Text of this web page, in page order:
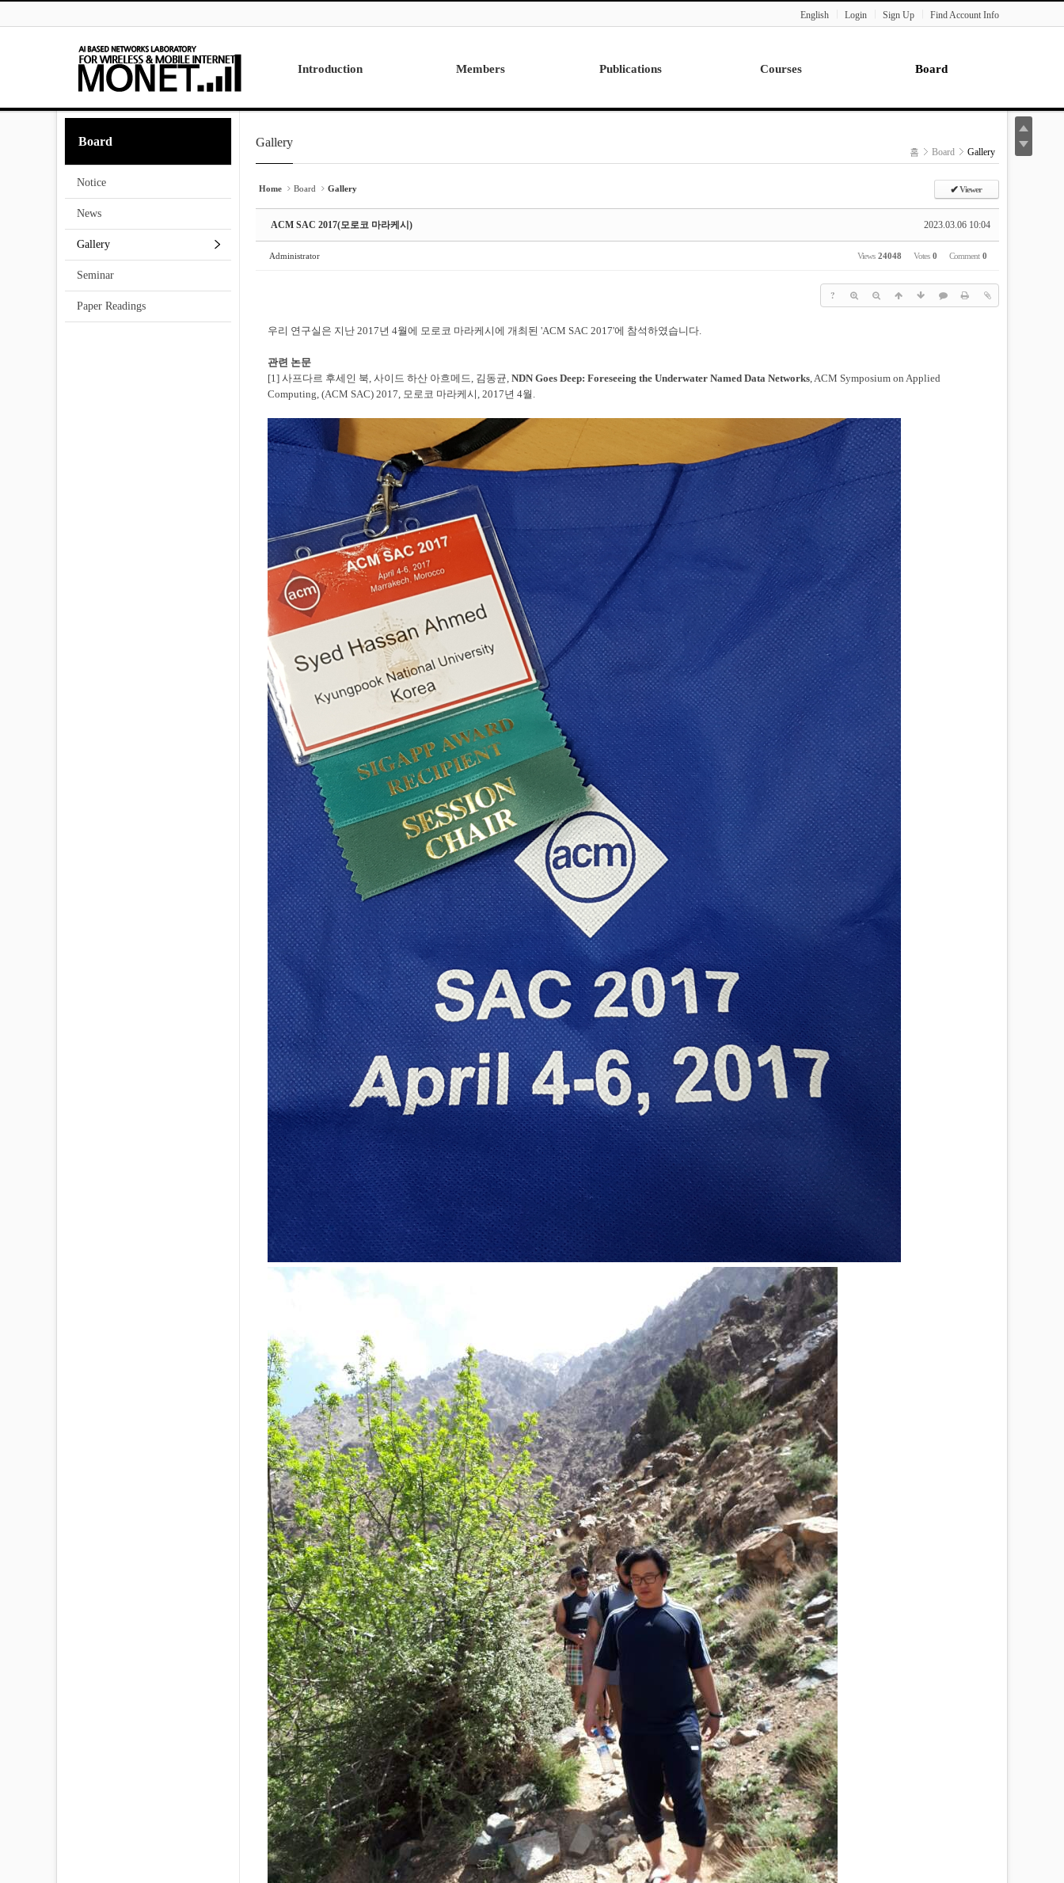
English
Login Sign Up Find Account Info
Introduction
Research
Contact Us
Members
Alumni
Publications Courses Board
Paper Readings
Board
Notice
News
Gallery
Seminar
Paper Readings
Gallery
홈 Board Gallery
Home Board Gallery ✔ Viewer
2023.03.06 10:04
ACM SAC 2017(모로코 마라케시)
Administrator Views 24048 Votes 0 Comment 0
?
우리 연구실은 지난 2017년 4월에 모로코 마라케시에 개최된 'ACM SAC 2017'에 참석하였습니다.
관련 논문
[1] 사프다르 후세인 북, 사이드 하산 아흐메드, 김동균, NDN Goes Deep: Foreseeing the Underwater Named Data Networks, ACM Symposium on Applied
Computing, (ACM SAC) 2017, 모로코 마라케시, 2017년 4월.
Sketchbook5, 스케치북5
Sketchbook5, 스케치북5
Sketchbook5, 스케치북5
Sketchbook5, 스케치북5